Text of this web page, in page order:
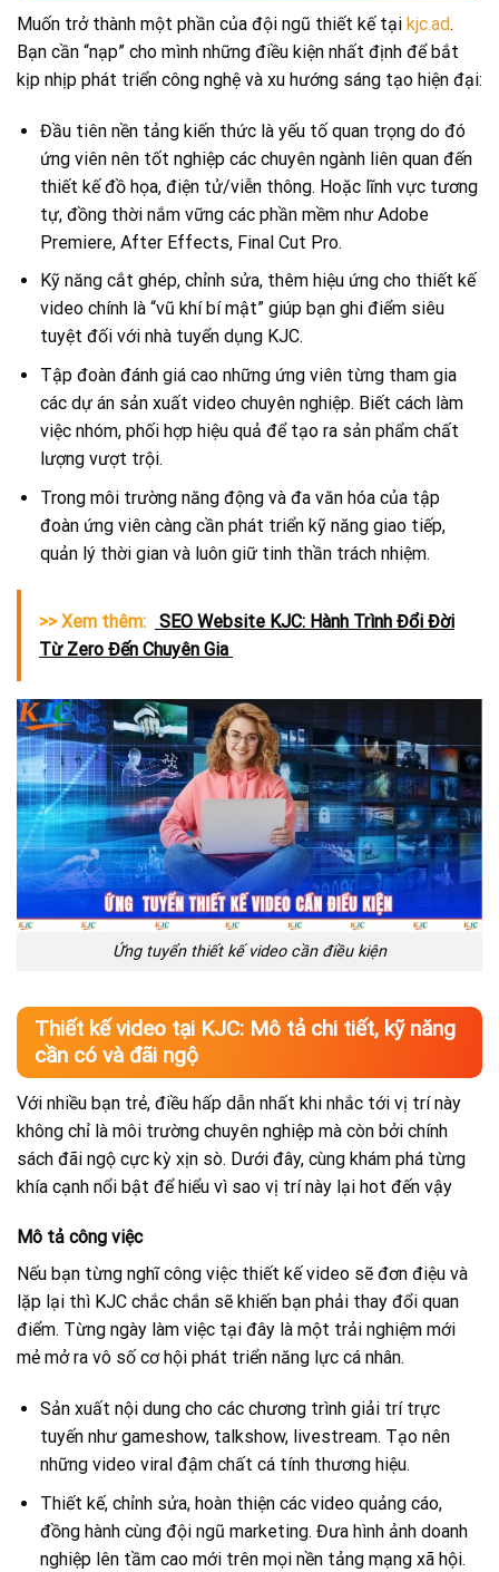
Muốn trở thành một phần của đội ngũ thiết kế tại kjc.ad.
Bạn cần “nạp” cho mình những điều kiện nhất định để bắt
kịp nhịp phát triển công nghệ và xu hướng sáng tạo hiện đại:
Đầu tiên nền tảng kiến thức là yếu tố quan trọng do đó
ứng viên nên tốt nghiệp các chuyên ngành liên quan đến
thiết kế đồ họa, điện tử/viễn thông. Hoặc lĩnh vực tương
tự, đồng thời nắm vững các phần mềm như Adobe
Premiere, After Effects, Final Cut Pro.
Kỹ năng cắt ghép, chỉnh sửa, thêm hiệu ứng cho thiết kế
video chính là “vũ khí bí mật” giúp bạn ghi điểm siêu
tuyệt đối với nhà tuyển dụng KJC.
Tập đoàn đánh giá cao những ứng viên từng tham gia
các dự án sản xuất video chuyên nghiệp. Biết cách làm
việc nhóm, phối hợp hiệu quả để tạo ra sản phẩm chất
lượng vượt trội.
Trong môi trường năng động và đa văn hóa của tập
đoàn ứng viên càng cần phát triển kỹ năng giao tiếp,
quản lý thời gian và luôn giữ tinh thần trách nhiệm.
>> Xem thêm:
SEO Website KJC: Hành Trình Đổi Đời
Từ Zero Đến Chuyên Gia
Ứng tuyển thiết kế video cần điều kiện
Thiết kế video tại KJC: Mô tả chi tiết, kỹ năng
cần có và đãi ngộ
Với nhiều bạn trẻ, điều hấp dẫn nhất khi nhắc tới vị trí này
không chỉ là môi trường chuyên nghiệp mà còn bởi chính
sách đãi ngộ cực kỳ xịn sò. Dưới đây, cùng khám phá từng
khía cạnh nổi bật để hiểu vì sao vị trí này lại hot đến vậy
Mô tả công việc
Nếu bạn từng nghĩ công việc thiết kế video sẽ đơn điệu và
lặp lại thì KJC chắc chắn sẽ khiến bạn phải thay đổi quan
điểm. Từng ngày làm việc tại đây là một trải nghiệm mới
mẻ mở ra vô số cơ hội phát triển năng lực cá nhân.
Sản xuất nội dung cho các chương trình giải trí trực
tuyến như gameshow, talkshow, livestream. Tạo nên
những video viral đậm chất cá tính thương hiệu.
Thiết kế, chỉnh sửa, hoàn thiện các video quảng cáo,
đồng hành cùng đội ngũ marketing. Đưa hình ảnh doanh
nghiệp lên tầm cao mới trên mọi nền tảng mạng xã hội.